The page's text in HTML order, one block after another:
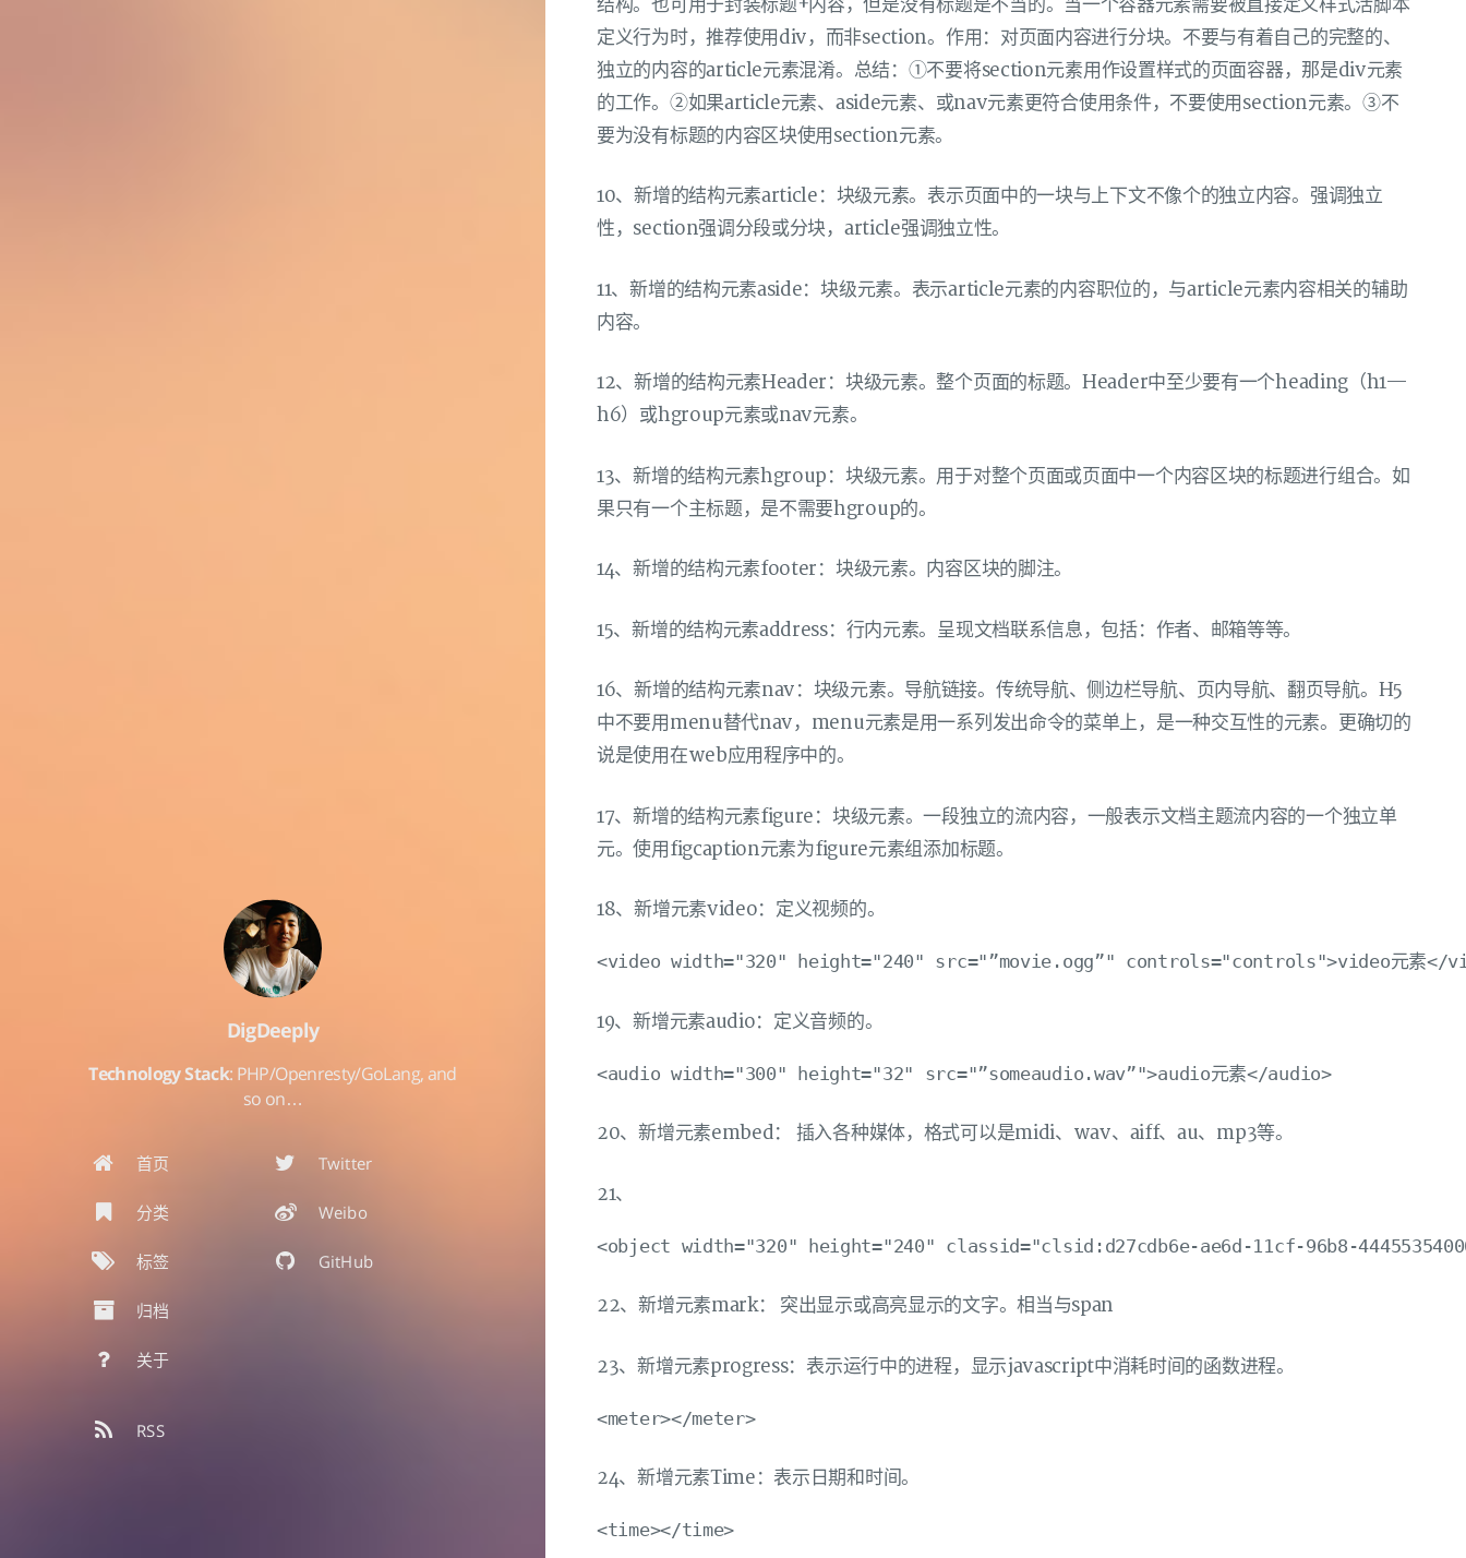
DigDeeply
Technology Stack: PHP/Openresty/GoLang, and
so on…
首页
分类
标签
归档
关于
Twitter
Weibo
GitHub
RSS
定义行为时，推荐使用div，而非section。作用：对页面内容进行分块。不要与有着自己的完整的、
独立的内容的article元素混淆。总结：①不要将section元素用作设置样式的页面容器，那是div元素
的工作。②如果article元素、aside元素、或nav元素更符合使用条件，不要使用section元素。③不
要为没有标题的内容区块使用section元素。
10、新增的结构元素article：块级元素。表示页面中的一块与上下文不像个的独立内容。强调独立
性，section强调分段或分块，article强调独立性。
11、新增的结构元素aside：块级元素。表示article元素的内容职位的，与article元素内容相关的辅助
内容。
12、新增的结构元素Header：块级元素。整个页面的标题。Header中至少要有一个heading（h1—
h6）或hgroup元素或nav元素。
13、新增的结构元素hgroup：块级元素。用于对整个页面或页面中一个内容区块的标题进行组合。如
果只有一个主标题，是不需要hgroup的。
14、新增的结构元素footer：块级元素。内容区块的脚注。
15、新增的结构元素address：行内元素。呈现文档联系信息，包括：作者、邮箱等等。
16、新增的结构元素nav：块级元素。导航链接。传统导航、侧边栏导航、页内导航、翻页导航。H5
中不要用menu替代nav，menu元素是用一系列发出命令的菜单上，是一种交互性的元素。更确切的
说是使用在web应用程序中的。
17、新增的结构元素figure：块级元素。一段独立的流内容，一般表示文档主题流内容的一个独立单
元。使用figcaption元素为figure元素组添加标题。
18、新增元素video：定义视频的。
19、新增元素audio：定义音频的。
<audio width="300" height="32" src="”someaudio.wav”">audio元素</audio>
20、新增元素embed： 插入各种媒体，格式可以是midi、wav、aiff、au、mp3等。
21、
22、新增元素mark： 突出显示或高亮显示的文字。相当与span
23、新增元素progress：表示运行中的进程，显示javascript中消耗时间的函数进程。
<meter></meter>
24、新增元素Time：表示日期和时间。